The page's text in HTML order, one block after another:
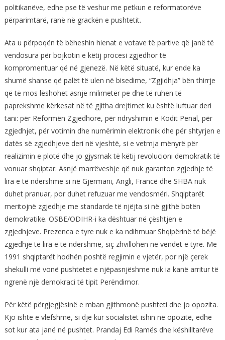
politikanëve, edhe pse të veshur me petkun e reformatorëve
përparimtarë, ranë në grackën e pushtetit.
Ata u përpoqën të bëheshin hienat e votave të partive që janë të
vendosura për bojkotin e këtij procesi zgjedhor të
kompromentuar që në gjenezë. Në këtë situatë, kur ende ka
shumë shanse që palët të ulen në bisedime, “Zgjidhja” bën thirrje
që të mos lëshohet asnjë milimetër pe dhe të ruhen të
paprekshme kërkesat në të gjitha drejtimet ku është luftuar deri
tani: për Reformën Zgjedhore, për ndryshimin e Kodit Penal, për
zgjedhjet, për votimin dhe numërimin elektronik dhe për shtyrjen e
datës së zgjedhjeve deri në vjeshtë, si e vetmja mënyrë për
realizimin e plotë dhe jo gjysmak të këtij revolucioni demokratik të
vonuar shqiptar. Asnjë marrëveshje që nuk garanton zgjedhje të
lira e të ndershme si në Gjermani, Angli, Francë dhe SHBA nuk
duhet pranuar, por duhet refuzuar me vendosmëri. Shqiptarët
meritojnë zgjedhje me standarde të njëjta si në gjithë botën
demokratike. OSBE/ODIHR-i ka dështuar në çështjen e
zgjedhjeve. Prezenca e tyre nuk e ka ndihmuar Shqipërinë të bëjë
zgjedhje të lira e të ndershme, siç zhvillohen në vendet e tyre. Më
1991 shqiptarët hodhën poshtë regjimin e vjetër, por një çerek
shekulli më vonë pushtetet e njëpasnjëshme nuk ia kanë arritur të
ngrenë një demokraci të tipit Perëndimor.
Për këtë përgjegjësinë e mban gjithmonë pushteti dhe jo opozita.
Kjo ishte e vlefshme, si dje kur socialistët ishin në opozitë, edhe
sot kur ata janë në pushtet. Prandaj Edi Ramës dhe këshilltarëve